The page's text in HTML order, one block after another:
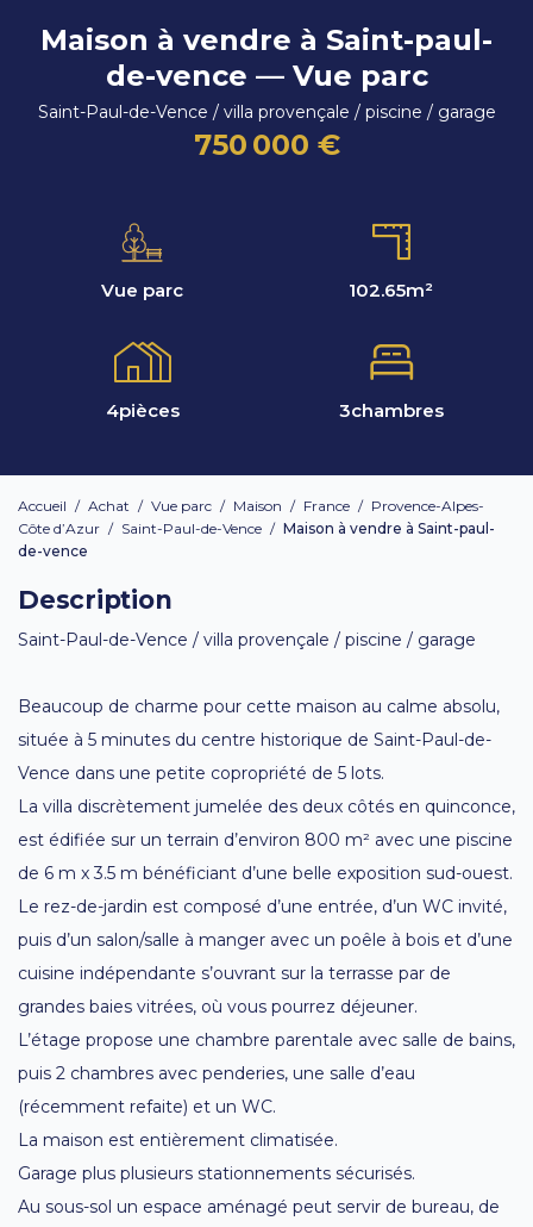
Maison à vendre à Saint-paul-
de-vence — Vue parc
Saint-Paul-de-Vence / villa provençale / piscine / garage
750 000 €
Vue parc 102.65m²
4pièces 3chambres
Accueil / Achat / Vue parc / Maison / France / Provence-Alpes-
Côte d’Azur / Saint-Paul-de-Vence / Maison à vendre à Saint-paul-
de-vence
Description
Saint-Paul-de-Vence / villa provençale / piscine / garage
Beaucoup de charme pour cette maison au calme absolu,
située à 5 minutes du centre historique de Saint-Paul-de-
Vence dans une petite copropriété de 5 lots.
La villa discrètement jumelée des deux côtés en quinconce,
est édifiée sur un terrain d’environ 800 m² avec une piscine
de 6 m x 3.5 m bénéficiant d’une belle exposition sud-ouest.
Le rez-de-jardin est composé d’une entrée, d’un WC invité,
puis d’un salon/salle à manger avec un poêle à bois et d’une
cuisine indépendante s’ouvrant sur la terrasse par de
grandes baies vitrées, où vous pourrez déjeuner.
L’étage propose une chambre parentale avec salle de bains,
puis 2 chambres avec penderies, une salle d’eau
(récemment refaite) et un WC.
La maison est entièrement climatisée.
Garage plus plusieurs stationnements sécurisés.
Au sous-sol un espace aménagé peut servir de bureau, de